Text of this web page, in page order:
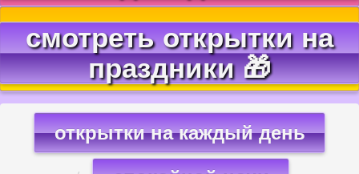
смотреть открытки на
праздники 🎁
открытки на каждый день